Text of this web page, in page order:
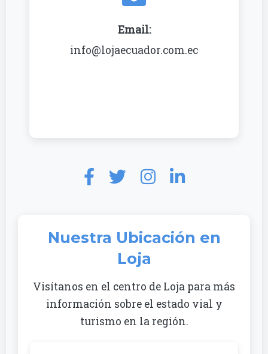
Email:
info@lojaecuador.com.ec
Nuestra Ubicación en
Loja
Visítanos en el centro de Loja para más
información sobre el estado vial y
turismo en la región.